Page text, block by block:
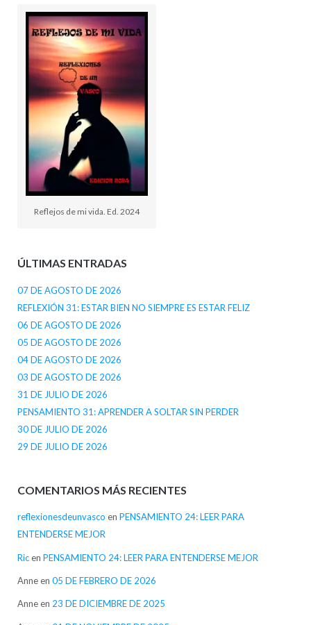
Reflejos de mi vida. Ed. 2024
ÚLTIMAS ENTRADAS
07 DE AGOSTO DE 2026
REFLEXIÓN 31: ESTAR BIEN NO SIEMPRE ES ESTAR FELIZ
06 DE AGOSTO DE 2026
05 DE AGOSTO DE 2026
04 DE AGOSTO DE 2026
03 DE AGOSTO DE 2026
31 DE JULIO DE 2026
PENSAMIENTO 31: APRENDER A SOLTAR SIN PERDER
30 DE JULIO DE 2026
29 DE JULIO DE 2026
COMENTARIOS MÁS RECIENTES
reflexionesdeunvasco en PENSAMIENTO 24: LEER PARA
ENTENDERSE MEJOR
Ricen PENSAMIENTO 24: LEER PARA ENTENDERSE MEJOR
Anneen 05 DE FEBRERO DE 2026
Anneen 23 DE DICIEMBRE DE 2025